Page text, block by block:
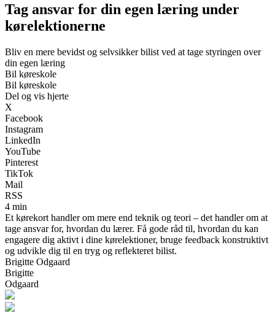
Tag ansvar for din egen læring under
kørelektionerne
Bliv en mere bevidst og selvsikker bilist ved at tage styringen over
din egen læring
Bil køreskole
Bil køreskole
Del og vis hjerte
X
Facebook
Instagram
LinkedIn
YouTube
Pinterest
TikTok
Mail
RSS
4 min
Et kørekort handler om mere end teknik og teori – det handler om at
tage ansvar for, hvordan du lærer. Få gode råd til, hvordan du kan
engagere dig aktivt i dine kørelektioner, bruge feedback konstruktivt
og udvikle dig til en tryg og reflekteret bilist.
Brigitte Odgaard
Brigitte
Odgaard